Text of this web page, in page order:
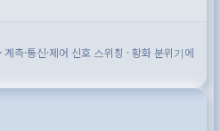
측·통신·제어 신호 스위칭 · 황화 분위기에